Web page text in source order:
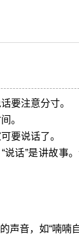
要注意分寸。
。
要说话了。
话”是讲故事
声音，如“喃喃